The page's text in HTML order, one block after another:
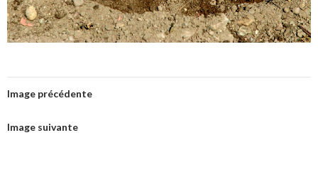
Image précédente
Image suivante